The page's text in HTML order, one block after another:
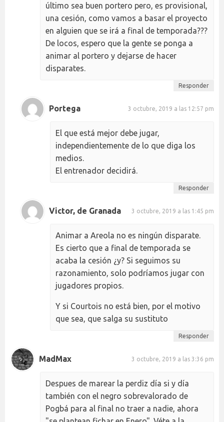
último sea buen portero pero, es provisional,
una cesión, como vamos a basar el proyecto
en alguien que se irá a final de temporada???
De locos, espero que la gente se ponga a
animar al portero y dejarse de hacer
disparates.
Responder
Portega 3 octubre, 2019 a las 12:57 pm
El que está mejor debe jugar,
independientemente de lo que diga los
medios.
El entrenador decidirá.
Responder
Victor, de Granada 3 octubre, 2019 a las 1:45 pm
Animar a Areola no es ningún disparate.
Es cierto que a final de temporada se
acaba la cesión ¿y? Si seguimos su
razonamiento, solo podríamos jugar con
jugadores propios.
Y si Courtois no está bien, por el motivo
que sea, que salga su sustituto
Responder
MadMax 3 octubre, 2019 a las 3:36 pm
Despues de marear la perdiz día si y día
también con el negro sobrevalorado de
Pogbá para al final no traer a nadie, ahora